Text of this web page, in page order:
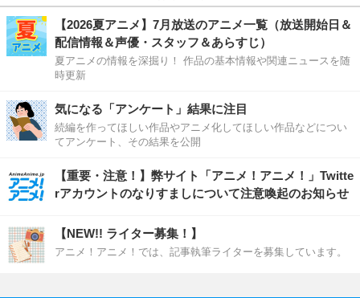
【2026夏アニメ】7月放送のアニメ一覧（放送開始日＆
配信情報＆声優・スタッフ＆あらすじ）
夏アニメの情報を深掘り！ 作品の基本情報や関連ニュースを随
時更新
気になる「アンケート」結果に注目
続編を作ってほしい作品やアニメ化してほしい作品などについ
てアンケート、その結果を公開
【重要・注意！】弊サイト「アニメ！アニメ！」Twitte
rアカウントのなりすましについて注意喚起のお知らせ
【NEW!! ライター募集！】
アニメ！アニメ！では、記事執筆ライターを募集しています。